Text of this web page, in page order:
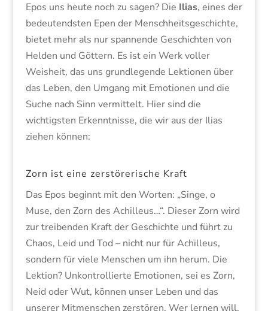
Epos uns heute noch zu sagen? Die Ilias, eines der
bedeutendsten Epen der Menschheitsgeschichte,
bietet mehr als nur spannende Geschichten von
Helden und Göttern. Es ist ein Werk voller
Weisheit, das uns grundlegende Lektionen über
das Leben, den Umgang mit Emotionen und die
Suche nach Sinn vermittelt. Hier sind die
wichtigsten Erkenntnisse, die wir aus der Ilias
ziehen können:
Zorn ist eine zerstörerische Kraft
Das Epos beginnt mit den Worten: „Singe, o
Muse, den Zorn des Achilleus…“. Dieser Zorn wird
zur treibenden Kraft der Geschichte und führt zu
Chaos, Leid und Tod – nicht nur für Achilleus,
sondern für viele Menschen um ihn herum. Die
Lektion? Unkontrollierte Emotionen, sei es Zorn,
Neid oder Wut, können unser Leben und das
unserer Mitmenschen zerstören. Wer lernen will,